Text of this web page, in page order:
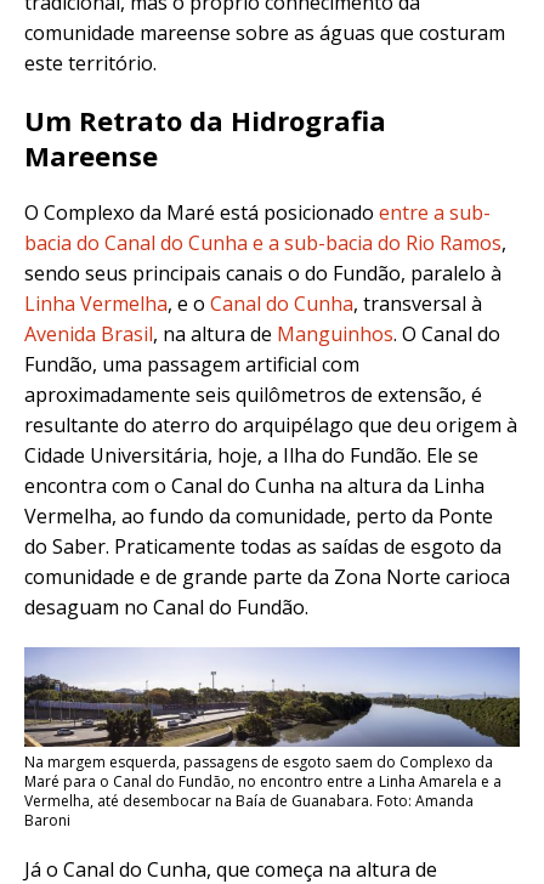
comunidade mareense sobre as águas que costuram
este território.
Um Retrato da Hidrografia
Mareense
O Complexo da Maré está posicionado entre a sub-
bacia do Canal do Cunha e a sub-bacia do Rio Ramos,
sendo seus principais canais o do Fundão, paralelo à
Linha Vermelha, e o Canal do Cunha, transversal à
Avenida Brasil, na altura de Manguinhos. O Canal do
Fundão, uma passagem artificial com
aproximadamente seis quilômetros de extensão, é
resultante do aterro do arquipélago que deu origem à
Cidade Universitária, hoje, a Ilha do Fundão. Ele se
encontra com o Canal do Cunha na altura da Linha
Vermelha, ao fundo da comunidade, perto da Ponte
do Saber. Praticamente todas as saídas de esgoto da
comunidade e de grande parte da Zona Norte carioca
desaguam no Canal do Fundão.
Na margem esquerda, passagens de esgoto saem do Complexo da
Maré para o Canal do Fundão, no encontro entre a Linha Amarela e a
Vermelha, até desembocar na Baía de Guanabara. Foto: Amanda
Baroni
Já o Canal do Cunha, que começa na altura de